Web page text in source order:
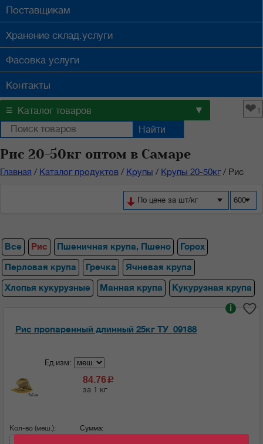
Поставщикам
Хранение склад.услуги
Фасовка услуги
Контакты
≡ Каталог товаров ▼ ❤1
Рис 20-50кг оптом в Самаре
Главная / Каталог продуктов / Крупы / Крупы 20-50кг/ Рис
600
По цене за шт/кг
Все Рис Пшеничная крупа, Пшено
Горох
Перловая крупа
Гречка
Ячневая крупа
Хлопья кукурузные
Манная крупа Кукурузная крупа
Рис пропаренный длинный 25кг ТУ_09188
i
Ед.изм:
84.76 c
за 1 кг
Кол-во (меш.): Сумма: